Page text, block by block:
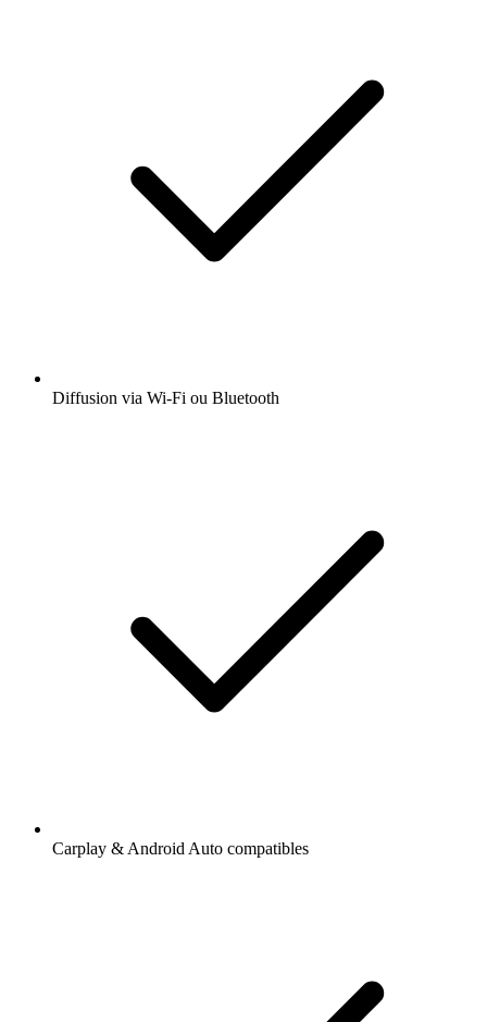
Diffusion via Wi-Fi ou Bluetooth
Carplay & Android Auto compatibles